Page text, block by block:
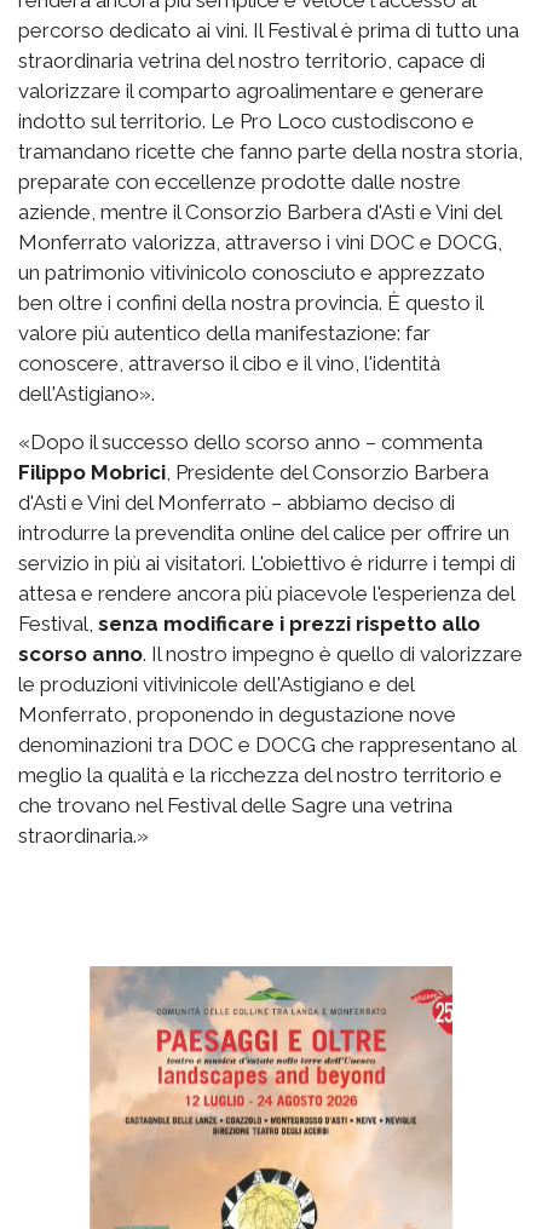
percorso dedicato ai vini. Il Festival è prima di tutto una
straordinaria vetrina del nostro territorio, capace di
valorizzare il comparto agroalimentare e generare
indotto sul territorio. Le Pro Loco custodiscono e
tramandano ricette che fanno parte della nostra storia,
preparate con eccellenze prodotte dalle nostre
aziende, mentre il Consorzio Barbera d'Asti e Vini del
Monferrato valorizza, attraverso i vini DOC e DOCG,
un patrimonio vitivinicolo conosciuto e apprezzato
ben oltre i confini della nostra provincia. È questo il
valore più autentico della manifestazione: far
conoscere, attraverso il cibo e il vino, l'identità
dell'Astigiano».
«Dopo il successo dello scorso anno – commenta
Filippo Mobrici , Presidente del Consorzio Barbera
d'Asti e Vini del Monferrato – abbiamo deciso di
introdurre la prevendita online del calice per offrire un
servizio in più ai visitatori. L'obiettivo è ridurre i tempi di
attesa e rendere ancora più piacevole l'esperienza del
Festival, senza modificare i prezzi rispetto allo
scorso anno. Il nostro impegno è quello di valorizzare
le produzioni vitivinicole dell'Astigiano e del
Monferrato, proponendo in degustazione nove
denominazioni tra DOC e DOCG che rappresentano al
meglio la qualità e la ricchezza del nostro territorio e
che trovano nel Festival delle Sagre una vetrina
straordinaria.»